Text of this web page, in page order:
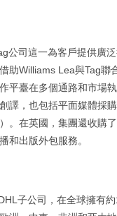
公司這一為客戶提供廣
助Williams Lea與Tag聯
平臺在多個通路和市場執
譯，也包括平面媒體採
。在英國，集團還收購
和出版外包服務。
子公司，在全球擁有